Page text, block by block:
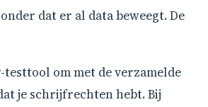
dat er al data beweegt. De
om met de verzamelde
je schrijfrechten hebt. Bij